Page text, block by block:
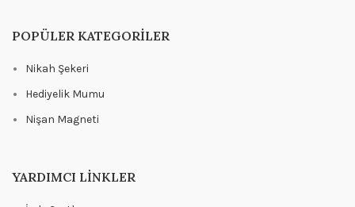
POPÜLER KATEGORILER
Nikah Şekeri
Hediyelik Mumu
Nişan Magneti
YARDIMCI LINKLER